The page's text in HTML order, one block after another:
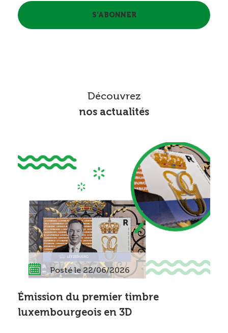
S'ABONNER
Découvrez
nos actualités
Émission du premier timbre
luxembourgeois en 3D
Posté le 22/06/2026